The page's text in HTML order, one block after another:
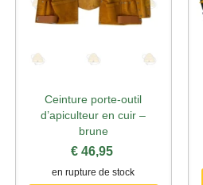
Aperçu rapide
Ceinture porte-outil
d’apiculteur en cuir –
brune
€ 46,95
en rupture de stock